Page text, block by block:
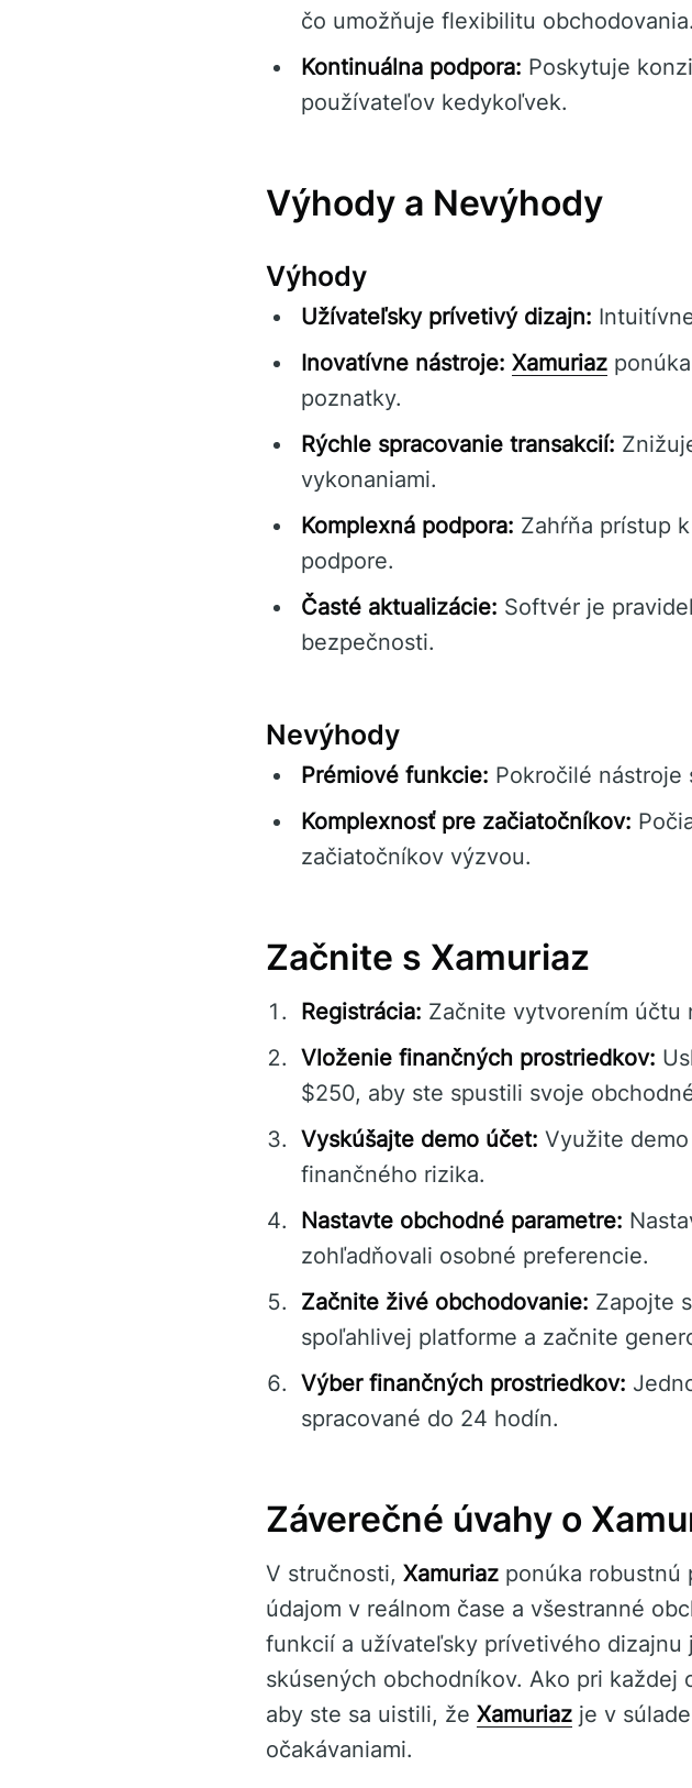
čo umožňuje flexibilitu obchodovania.
Kontinuálna podpora: Poskytuje
používateľov kedykoľvek.
Výhody a Nevýhody
Výhody
Užívateľsky prívetivý dizajn:
Inovatívne nástroje: Xamuriaz
poznatky.
Rýchle spracovanie transakcií:
vykonaniami.
Komplexná podpora: Zahŕňa prístup
podpore.
Časté aktualizácie: Softvér je
bezpečnosti.
Nevýhody
Prémiové funkcie: Pokročilé nástroje
Komplexnosť pre začiatočníkov:
začiatočníkov výzvou.
Začnite s Xamuriaz
Registrácia: Začnite vytvorením účtu
Vloženie finančných prostriedkov:
$250, aby ste spustili svoje
Vyskúšajte demo účet: Využite
finančného rizika.
Nastavte obchodné parametre:
zohľadňovali osobné preferencie.
Začnite živé obchodovanie: Zapojte
spoľahlivej platforme a začnite
Výber finančných prostriedkov:
spracované do 24 hodín.
Záverečné úvahy o
V stručnosti, Xamuriaz ponúka robustnú
údajom v reálnom čase a všestranné
funkcií a užívateľsky prívetivého
skúsených obchodníkov. Ako pri každej
aby ste sa uistili, že Xamuriaz je v
očakávaniami.